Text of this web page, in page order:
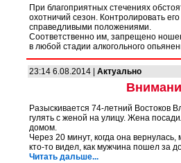
При благоприятных стечениях
охотничий сезон. Контролировать
справедливыми положениями.
Соответственно им, запрещено
в любой стадии алкогольного
23:14 6.08.2014 | Актуально
Разыскивается 74-летний Востоков
гулять с женой на улицу. Жена
домом.
Через 20 минут, когда она
кто-то видел, как мужчина пошел за
Читать дальше...